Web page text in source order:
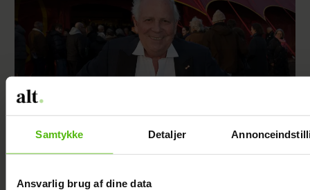
Samtykke Detaljer
Ansvarlig brug af dine data